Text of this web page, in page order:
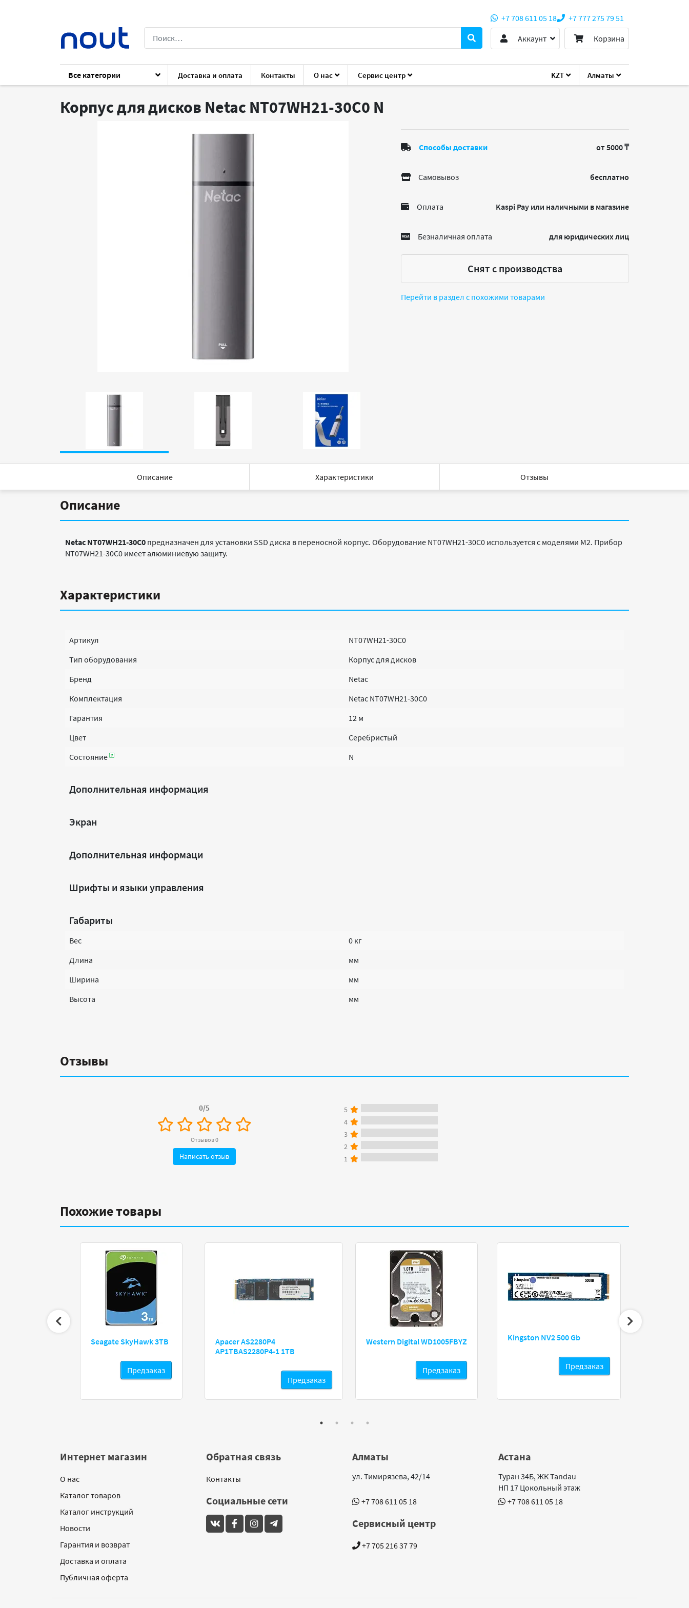
KZT Алматы
+7 708 611 05 18
+7 777 275 79 51
Аккаунт
Корзина
Все категории Доставка и оплата Контакты О нас Сервис центр
Каталог Комплектующие Комплектующие для ПК Накопители HDD/SSD Netac NT07WH21-30C0
Корпус для дисков Netac NT07WH21-30C0 N
Способы доставки от 5000 ₸
Самовывоз бесплатно
Оплата Kaspi Pay или наличными в магазине
Безналичная оплата для юридических лиц
Снят с производства
Перейти в раздел с похожими товарами
Описание Характеристики Отзывы
Описание
Netac NT07WH21-30C0 предназначен для установки SSD диска в переносной корпус. Оборудование NT07WH21-30C0 используется с моделями M2. Прибор
NT07WH21-30C0 имеет алюминиевую защиту.
Характеристики
Артикул
NT07WH21-30C0
Тип оборудования
Корпус для дисков
Бренд
Netac
Комплектация
Netac NT07WH21-30C0
Гарантия
12 м
Цвет
Серебристый
Состояние
N
Дополнительная информация
Экран
Дополнительная информаци
Шрифты и языки управления
Габариты
Вес
0 кг
Длина
мм
Ширина
мм
Высота
мм
Отзывы
0/5
Отзывов 0
Написать отзыв
5
4
3
2
1
Похожие товары
Seagate SkyHawk 3TB
Предзаказ
Apacer AS2280P4
AP1TBAS2280P4-1 1TB
Предзаказ
Western Digital WD1005FBYZ
Предзаказ
Kingston NV2 500 Gb
Предзаказ
Интернет магазин
О нас
Каталог товаров
Каталог инструкций
Новости
Гарантия и возврат
Доставка и оплата
Публичная оферта
Обратная связь
Контакты
Социальные сети
Алматы
ул. Тимирязева, 42/14
+7 708 611 05 18
Астана
Туран 34Б, ЖК Tandau
НП 17 Цокольный этаж
+7 708 611 05 18
Сервисный центр
+7 705 216 37 79